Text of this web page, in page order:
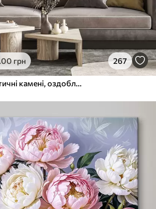
.00 грн 267
Пеалістичні естетичні камені, оздоблення будинку, природне освітлення